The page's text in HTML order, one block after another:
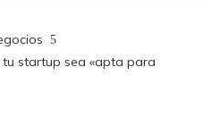
startup sea «apta para